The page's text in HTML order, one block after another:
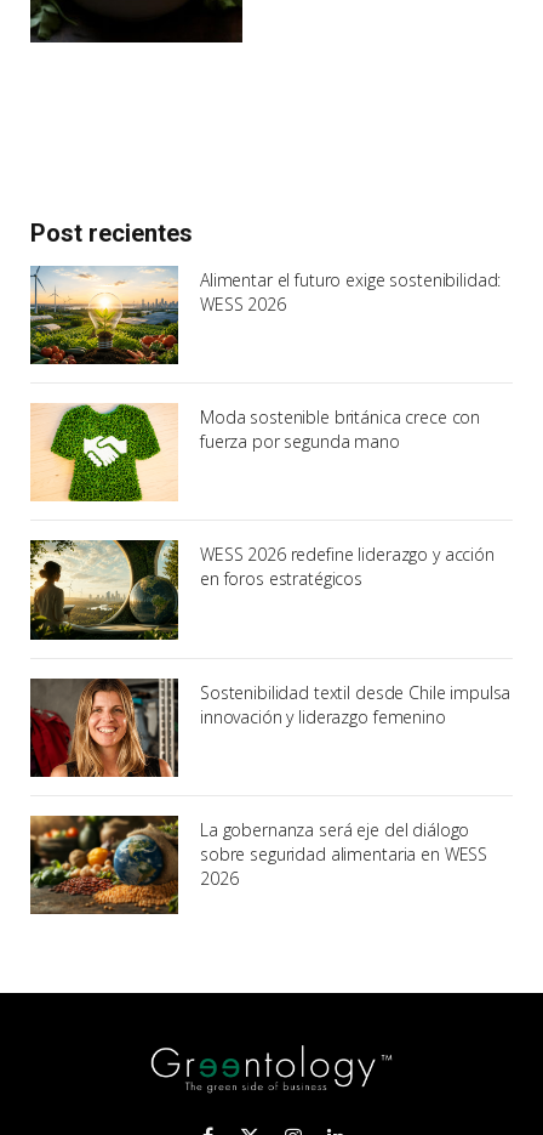
Post recientes
Alimentar el futuro exige sostenibilidad:
WESS 2026
Moda sostenible británica crece con
fuerza por segunda mano
WESS 2026 redefine liderazgo y acción
en foros estratégicos
Sostenibilidad textil desde Chile impulsa
innovación y liderazgo femenino
La gobernanza será eje del diálogo
sobre seguridad alimentaria en WESS
2026